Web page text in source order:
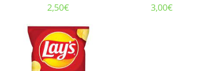
2,50€ 3,00€